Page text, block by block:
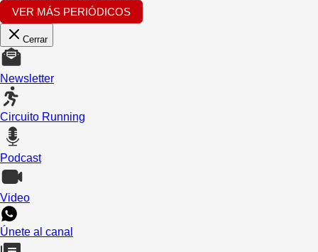
VER MÁS PERIÓDICOS
Cerrar
Newsletter
Circuito Running
Podcast
Video
Únete al canal